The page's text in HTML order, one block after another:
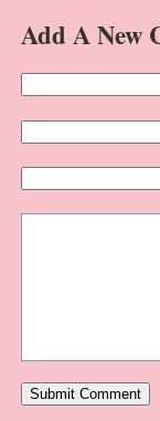
Add A New